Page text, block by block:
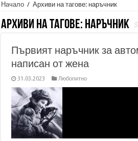
Начало / Архиви на тагове: наръчник
Архиви на тагове: наръчник
Първият наръчник за
написан от жена
31.03.2023 Любопитно